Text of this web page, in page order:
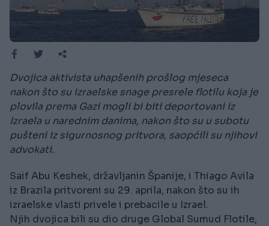
Dvojica aktivista uhapšenih prošlog mjeseca
nakon što su izraelske snage presrele flotilu koja je
plovila prema Gazi mogli bi biti deportovani iz
Izraela u narednim danima, nakon što su u subotu
pušteni iz sigurnosnog pritvora, saopćili su njihovi
advokati.
Saif Abu Keshek, državljanin Španije, i Thiago Avila
iz Brazila pritvoreni su 29. aprila, nakon što su ih
izraelske vlasti privele i prebacile u Izrael.
Njih dvojica bili su dio druge Global Sumud Flotile,